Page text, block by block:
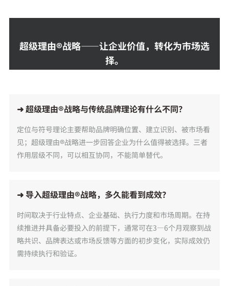
超级理由®战略——让企业价值，转化为市场选
择。
➜ 超级理由®战略与传统品牌理论有什么不同？
定位与符号理论主要帮助品牌明确位置、建立识别、被市场看
见；超级理由®战略进一步回答企业为什么值得被选择。三者
作用层级不同，可以相互协同，不能简单替代。
➜ 导入超级理由®战略，多久能看到成效？
时间取决于行业特点、企业基础、执行力度和市场周期。在持
续推进并具备必要投入的前提下，通常可在3—6个月观察到战
略共识、品牌表达或市场反馈等方面的初步变化，实际成效仍
需持续执行和验证。